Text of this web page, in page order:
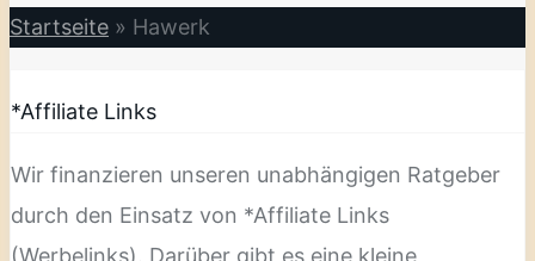
Startseite » Hawerk
*Affiliate Links
Wir finanzieren unseren unabhängigen Ratgeber
durch den Einsatz von *Affiliate Links
(Werbelinks). Darüber gibt es eine kleine